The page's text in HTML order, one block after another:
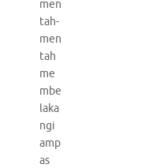
men
tah-
men
tah
me
mbe
laka
ngi
amp
as